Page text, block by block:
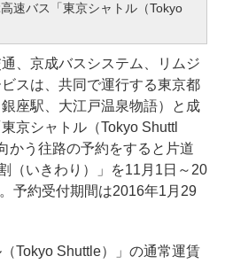
速バス「東京シャトル（Tokyo
、京成バスシステム、リムジ
スは、共同で運行する東京都
座駅、大江戸温泉物語）と成
京シャトル（Tokyo Shuttl
かう往路の予約をすると片道
（いきわり）」を11月1日～20
予約受付期間は2016年1月29
Tokyo Shuttle）」の通常運賃